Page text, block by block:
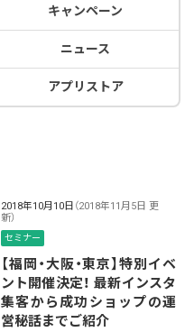
キャンペーン
ニュース
アプリストア
2018年10月10日 （2018年11月5日 更
新）
セミナー
【福岡・大阪・東京】特別イベ
ント開催決定！ 最新インスタ
集客から成功ショップの運
営秘話までご紹介